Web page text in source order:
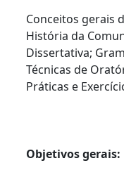
Conceitos gerais
História da
Dissertativa;
Técnicas de
Práticas e
Objetivos gerais: